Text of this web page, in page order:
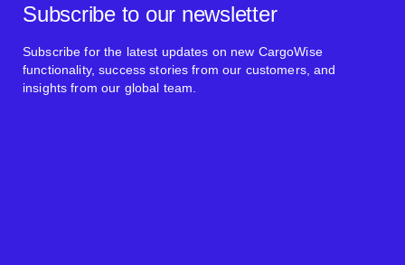
Subscribe to our newsletter
Subscribe for the latest updates on new CargoWise
functionality, success stories from our customers, and
insights from our global team.